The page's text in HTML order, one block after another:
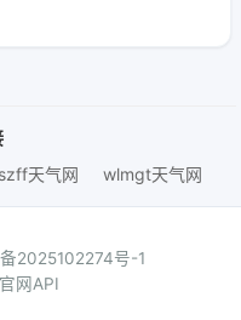
天气网 wlmgt天气网
2025102274号-1
网API